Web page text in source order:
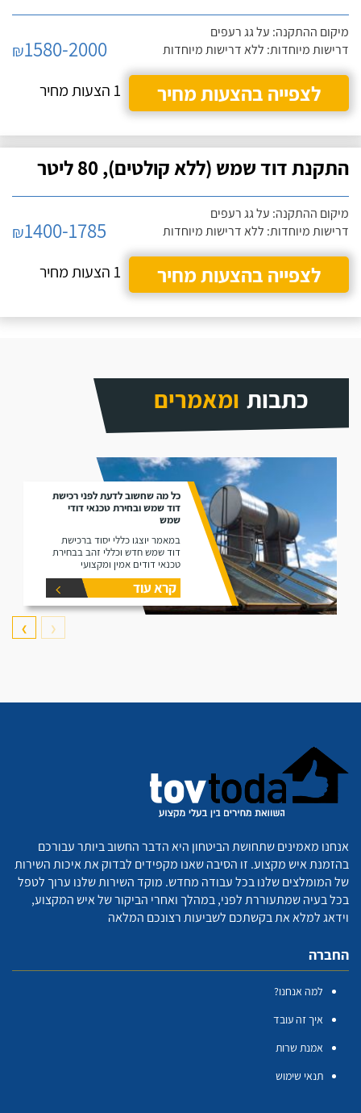
מיקום ההתקנה: על גג רעפים
דרישות מיוחדות: ללא דרישות מיוחדות
₪1580-2000
לצפייה בהצעות מחיר
1 הצעות מחיר
התקנת דוד שמש (ללא קולטים), 80 ליטר
מיקום ההתקנה: על גג רעפים
דרישות מיוחדות: ללא דרישות מיוחדות
₪1400-1785
לצפייה בהצעות מחיר
1 הצעות מחיר
כתבות ומאמרים
כל מה שחשוב לדעת לפני רכישת
דוד שמש ובחירת טכנאי דודי
שמש
במאמר יוצגו כללי יסוד ברכישת
דוד שמש חדש וכללי זהב בבחירת
טכנאי דודים אמין ומקצועי
קרא עוד
❮
❯
אנחנו מאמינים שתחושת הביטחון היא הדבר החשוב ביותר עבורכם
בהזמנת איש מקצוע. זו הסיבה שאנו מקפידים לבדוק את איכות השירות
של המומלצים שלנו בכל עבודה מחדש. מוקד השירות שלנו ערוך לטפל
בכל בעיה שמתעוררת לפני, במהלך ואחרי הביקור של איש המקצוע,
וידאג למלא את בקשתכם לשביעות רצונכם המלאה
החברה
למה אנחנו?
איך זה עובד
אמנת שרות
תנאי שימוש